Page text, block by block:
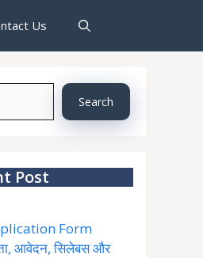
Us
Search
Post
Form
आवेदन, सिलेबस और